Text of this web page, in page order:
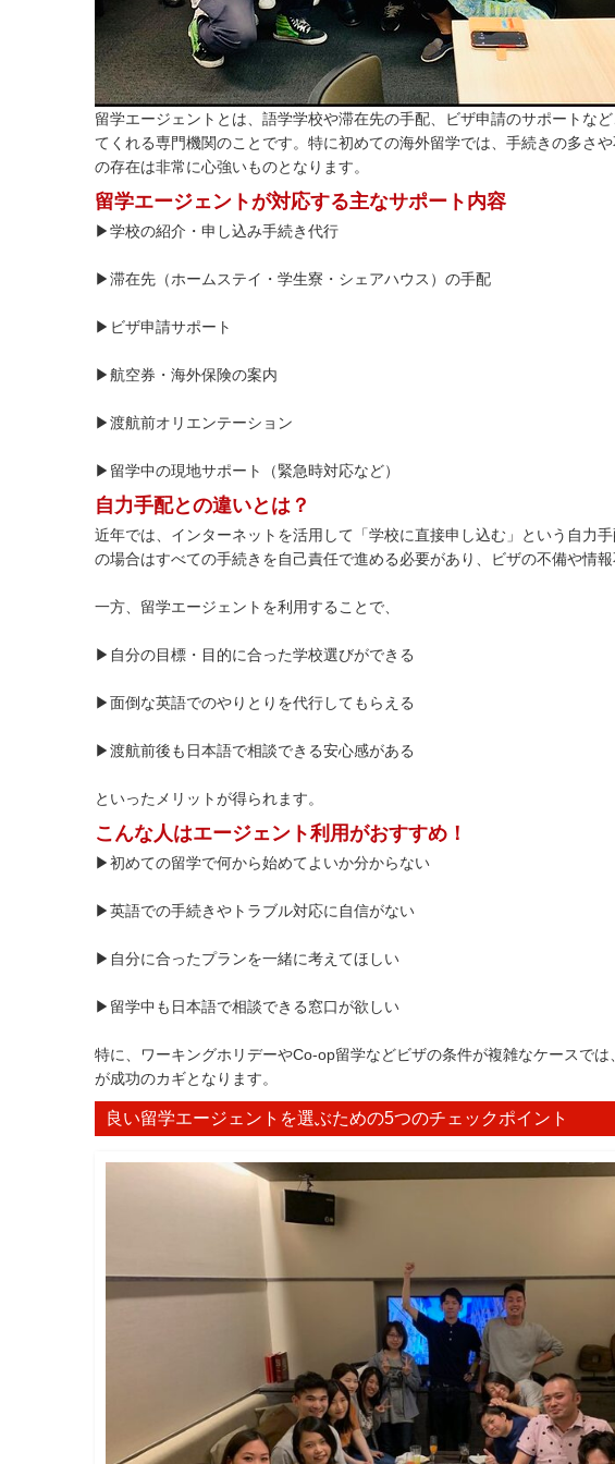
留学エージェントとは、語学学校や滞在先の手配、ビザ申請のサポートな
てくれる専門機関のことです。特に初めての海外留学では、手続きの多さ
の存在は非常に心強いものとなります。
留学エージェントが対応する主なサポート内容
▶学校の紹介・申し込み手続き代行
▶滞在先（ホームステイ・学生寮・シェアハウス）の手配
▶ビザ申請サポート
▶航空券・海外保険の案内
▶渡航前オリエンテーション
▶留学中の現地サポート（緊急時対応など）
自力手配との違いとは？
近年では、インターネットを活用して「学校に直接申し込む」という自力
の場合はすべての手続きを自己責任で進める必要があり、ビザの不備や情
一方、留学エージェントを利用することで、
▶自分の目標・目的に合った学校選びができる
▶面倒な英語でのやりとりを代行してもらえる
▶渡航前後も日本語で相談できる安心感がある
といったメリットが得られます。
こんな人はエージェント利用がおすすめ！
▶初めての留学で何から始めてよいか分からない
▶英語での手続きやトラブル対応に自信がない
▶自分に合ったプランを一緒に考えてほしい
▶留学中も日本語で相談できる窓口が欲しい
特に、ワーキングホリデーやCo-op留学などビザの条件が複雑なケースで
が成功のカギとなります。
良い留学エージェントを選ぶための5つのチェックポイント